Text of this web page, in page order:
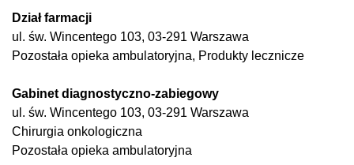
Dział farmacji
ul. św. Wincentego 103, 03-291 Warszawa
Pozostała opieka ambulatoryjna, Produkty lecznicze
Gabinet diagnostyczno-zabiegowy
ul. św. Wincentego 103, 03-291 Warszawa
Chirurgia onkologiczna
Pozostała opieka ambulatoryjna